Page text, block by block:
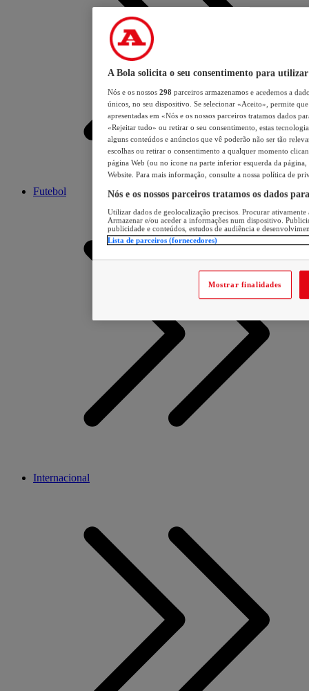
Futebol
Internacional
A Bola solicita o seu consentimento para utilizar
Nós e os nossos 298 parceiros armazenamos e acedemos a
únicos, no seu dispositivo. Se selecionar «Aceito», permite
apresentadas em «Nós e os nossos parceiros tratamos dados
«Rejeitar tudo» ou retirar o seu consentimento, estas
alguns conteúdos e anúncios que vê poderão não ser tão
escolhas ou retirar o consentimento a qualquer momento
página Web (ou no ícone na parte inferior esquerda da página,
Website. Para mais informação, consulte a nossa política de
Nós e os nossos parceiros tratamos os dados
Utilizar dados de geolocalização precisos. Procurar
Armazenar e/ou aceder a informações num dispositivo.
publicidade e conteúdos, estudos de audiência e
Lista de parceiros (fornecedores)
Mostrar finalidades